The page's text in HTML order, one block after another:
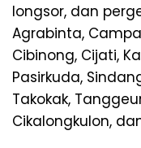
longsor, dan
Agrabinta,
Cibinong, Cijati,
Pasirkuda,
Takokak,
Cikalongkulon,